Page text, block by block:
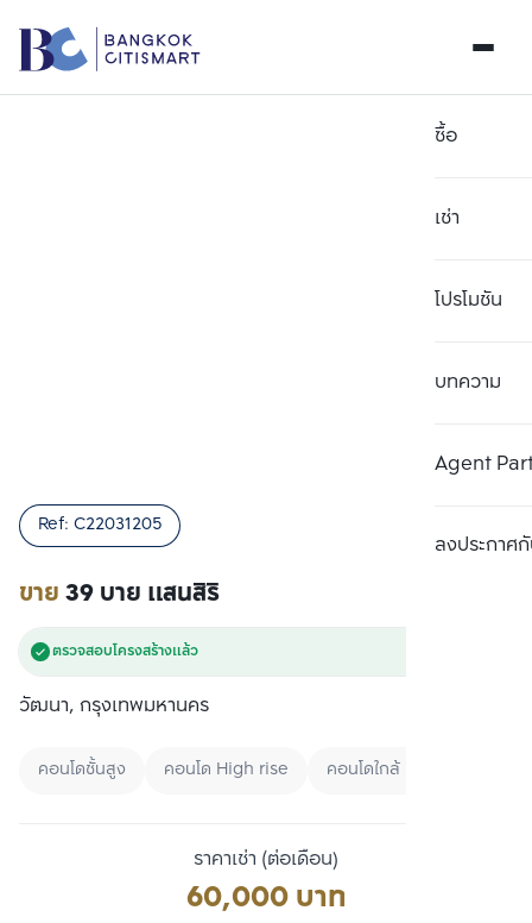
ซื้อ
เช่า
โปรโมชัน
บทความ
Agent
ลงประกาศกั
ขาย39 บาย แสนสิริ
Ref: C22031205
ตรวจสอบโครงสร้างแล้ว
วัฒนา, กรุงเทพมหานคร
คอนโดชั้นสูง คอนโด High rise คอนโดใกล้ BTS
ราคาเช่า (ต่อเดือน)
60,000 บาท
เปรียบเทียบ